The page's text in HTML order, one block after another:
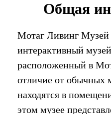
Общая
Мотаг Ливинг
интерактивный
расположенный в
отличие от обычных
находятся в
этом музее